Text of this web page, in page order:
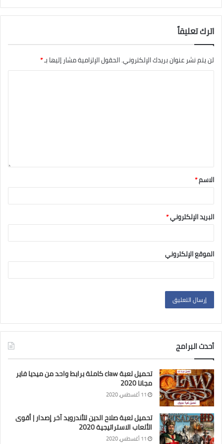
اترك تعليقاً
لن يتم نشر عنوان بريدك الإلكتروني.الحقول الإلزامية مشار إليها بـ*
الاسم*
البريد الإلكتروني*
الموقع الإلكتروني
أحدث البرامج
تحميل لعبة claw كاملة برابط واحد من ميديا فاير
مجانا 2020
11 أغسطس، 2020
تحميل لعبة صلاح الدين للأندرويد آخر إصدار | أقوى
الألعاب الاستراتيجية 2020
11 أغسطس، 2020